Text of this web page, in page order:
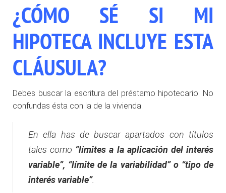
¿CÓMO SÉ SI MI
HIPOTECA INCLUYE ESTA
CLÁUSULA?
Debes buscar la escritura del préstamo hipotecario. No
confundas ésta con la de la vivienda.
En ella has de buscar apartados con títulos
tales como “límites a la aplicación del interés
variable”, “límite de la variabilidad” o “tipo de
interés variable”.